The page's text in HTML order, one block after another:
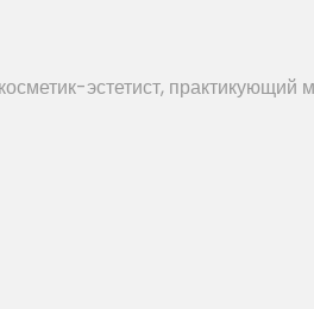
эстетист, практикующий